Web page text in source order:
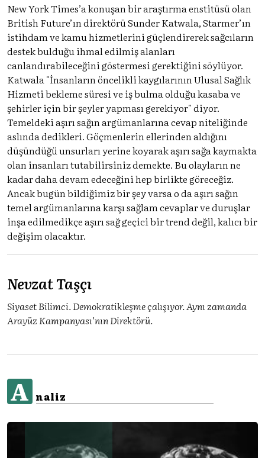
New York Times’a konuşan bir araştırma enstitüsü olan
British Future’ın direktörü Sunder Katwala, Starmer’ın
istihdam ve kamu hizmetlerini güçlendirerek sağcıların
destek bulduğu ihmal edilmiş alanları
canlandırabileceğini göstermesi gerektiğini söylüyor.
Katwala "İnsanların öncelikli kaygılarının Ulusal Sağlık
Hizmeti bekleme süresi ve iş bulma olduğu kasaba ve
şehirler için bir şeyler yapması gerekiyor" diyor.
Temeldeki aşırı sağın argümanlarına cevap niteliğinde
aslında dedikleri. Göçmenlerin ellerinden aldığını
düşündüğü unsurları yerine koyarak aşırı sağa kaymakta
olan insanları tutabilirsiniz demekte. Bu olayların ne
kadar daha devam edeceğini hep birlikte göreceğiz.
Ancak bugün bildiğimiz bir şey varsa o da aşırı sağın
temel argümanlarına karşı sağlam cevaplar ve duruşlar
inşa edilmedikçe aşırı sağ geçici bir trend değil, kalıcı bir
değişim olacaktır.
Nevzat Taşçı
Siyaset Bilimci. Demokratikleşme çalışıyor. Aynı zamanda
Arayüz Kampanyası'nın Direktörü.
A naliz